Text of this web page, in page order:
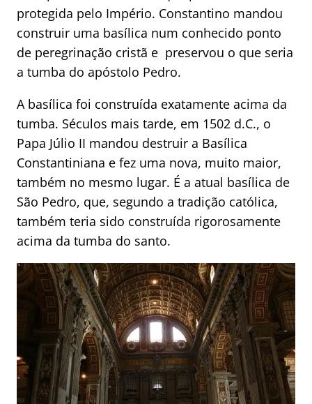
protegida pelo Império. Constantino mandou
construir uma basílica num conhecido ponto
de peregrinação cristã e preservou o que seria
a tumba do apóstolo Pedro.
A basílica foi construída exatamente acima da
tumba. Séculos mais tarde, em 1502 d.C., o
Papa Júlio II mandou destruir a Basílica
Constantiniana e fez uma nova, muito maior,
também no mesmo lugar. É a atual basílica de
São Pedro, que, segundo a tradição católica,
também teria sido construída rigorosamente
acima da tumba do santo.